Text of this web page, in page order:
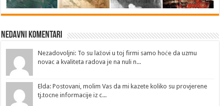
Nedavni Komentari
Nezadovoljni: To su lažovi u toj firmi samo hoće da uzmu
novac a kvaliteta radova je na nuli n...
Elda: Postovani, molim Vas da mi kazete koliko su provjerene
tj.tocne informacije iz c...